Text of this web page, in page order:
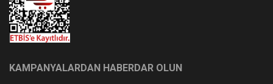
KAMPANYALARDAN HABERDAR OLUN